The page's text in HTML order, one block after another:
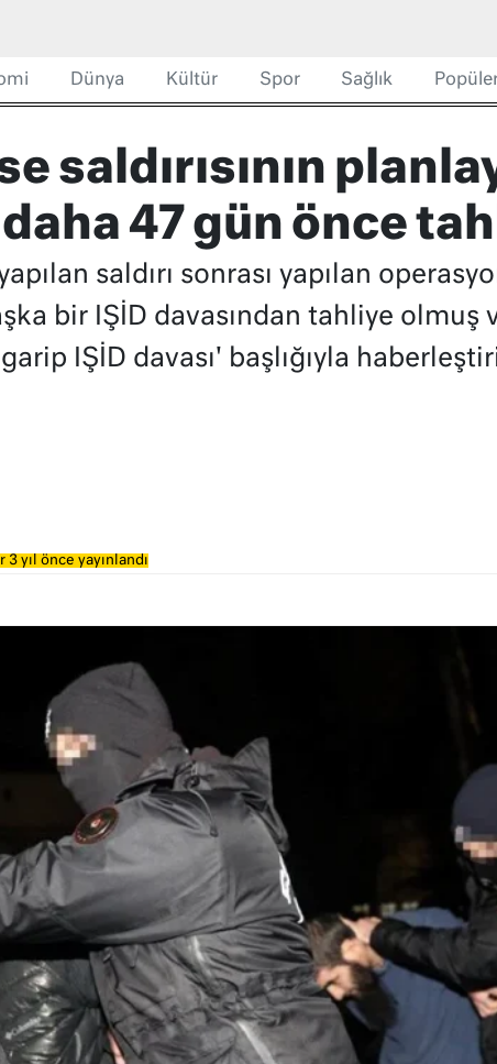
Dünya Kültür Spor Sağlık
saldırısının
daha 47 gün önce
saldırı sonrası yapılan
bir IŞİD davasından tahliye olmuş
IŞİD davası' başlığıyla
3 yıl önce yayınlandı